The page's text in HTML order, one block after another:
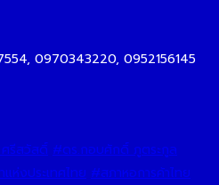
0970343220, 0952156145
รีสวัสดิ์ #ดร.กอบศักดิ์ ภูตระกูล
ห่งประเทศไทย #สภาหอการค้าไทย